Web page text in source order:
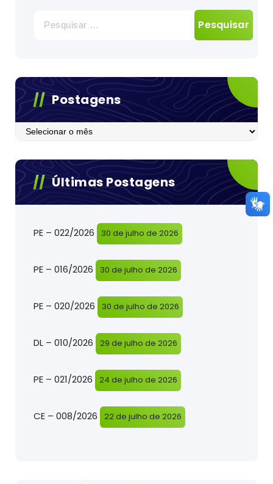
por:
Postagens
Postagens
Últimas Postagens
PE – 022/2026 30 de julho de 2026
PE – 016/2026 30 de julho de 2026
PE – 020/2026 30 de julho de 2026
DL – 010/2026 29 de julho de 2026
PE – 021/2026 24 de julho de 2026
CE – 008/2026 22 de julho de 2026